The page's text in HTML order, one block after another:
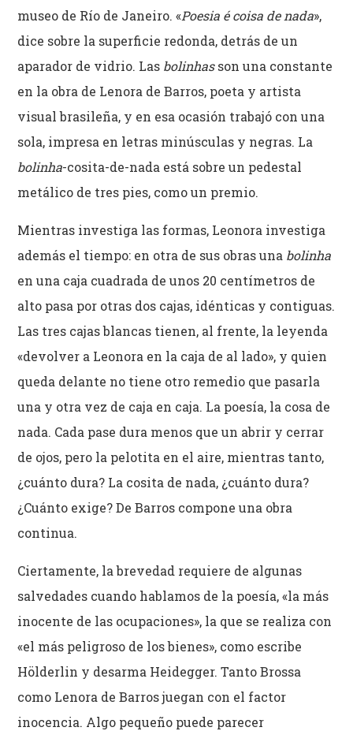
museo de Río de Janeiro. «Poesia é coisa de nada»,
dice sobre la superficie redonda, detrás de un
aparador de vidrio. Las bolinhasson una constante
en la obra de Lenora de Barros, poeta y artista
visual brasileña, y en esa ocasión trabajó con una
sola, impresa en letras minúsculas y negras. La
bolinha-cosita-de-nada está sobre un pedestal
metálico de tres pies, como un premio.
Mientras investiga las formas, Leonora investiga
además el tiempo: en otra de sus obras una bolinha
en una caja cuadrada de unos 20 centímetros de
alto pasa por otras dos cajas, idénticas y contiguas.
Las tres cajas blancas tienen, al frente, la leyenda
«devolver a Leonora en la caja de al lado», y quien
queda delante no tiene otro remedio que pasarla
una y otra vez de caja en caja. La poesía, la cosa de
nada. Cada pase dura menos que un abrir y cerrar
de ojos, pero la pelotita en el aire, mientras tanto,
¿cuánto dura? La cosita de nada, ¿cuánto dura?
¿Cuánto exige? De Barros compone una obra
continua.
Ciertamente, la brevedad requiere de algunas
salvedades cuando hablamos de la poesía, «la más
inocente de las ocupaciones», la que se realiza con
«el más peligroso de los bienes», como escribe
Hölderlin y desarma Heidegger. Tanto Brossa
como Lenora de Barros juegan con el factor
inocencia. Algo pequeño puede parecer